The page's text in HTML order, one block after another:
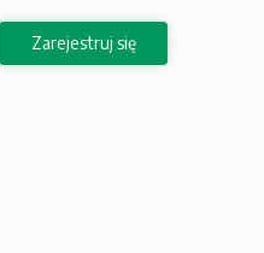
Zarejestruj się